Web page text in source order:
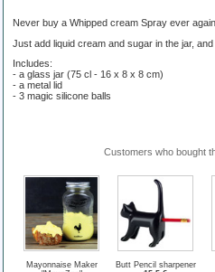
Never buy a Whipped cream Spray ever
Just add liquid cream and sugar in the jar,
Includes:
- a glass jar (75 cl - 16 x 8 x 8 cm)
- a metal lid
- 3 magic silicone balls
Customers who bought
Mayonnaise Maker
Butt Pencil sharpener